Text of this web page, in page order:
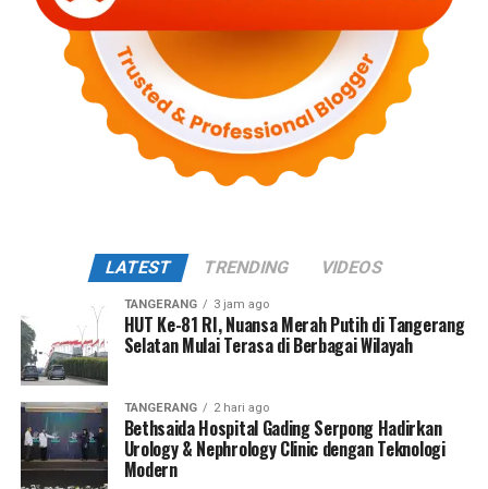
LATEST TRENDING VIDEOS
TANGERANG 3 jam ago
HUT Ke-81 RI, Nuansa Merah Putih di Tangerang
Selatan Mulai Terasa di Berbagai Wilayah
TANGERANG 2 hari ago
Bethsaida Hospital Gading Serpong Hadirkan
Urology & Nephrology Clinic dengan Teknologi
Modern